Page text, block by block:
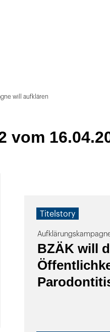
will aufklären
vom
Titelstory
BZÄK will